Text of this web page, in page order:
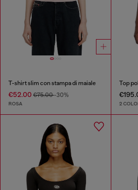
T-shirt slim con stampa di maiale
€52.00 €75.00-30%
ROSA 2